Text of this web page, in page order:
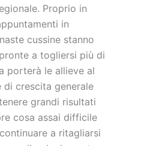
Proprio in
in
cussine stanno
a togliersi più di
porterà le allieve al
crescita generale
grandi risultati
cosa assai difficile
a ritagliarsi